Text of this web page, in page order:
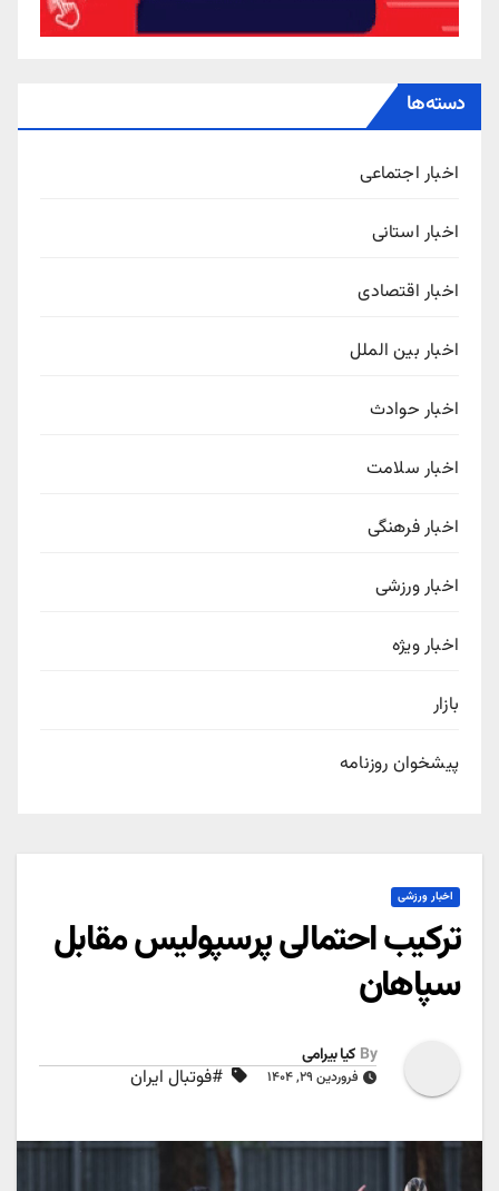
دسته‌ها
اخبار اجتماعی
اخبار استانی
اخبار اقتصادی
اخبار بین الملل
اخبار حوادث
اخبار سلامت
اخبار فرهنگی
اخبار ورزشی
اخبار ویژه
بازار
پیشخوان روزنامه
اخبار ورزشی
ترکیب احتمالی پرسپولیس مقابل
سپاهان
By کیا بیرامی
فروردین ۲۹, ۱۴۰۴ #فوتبال ایران